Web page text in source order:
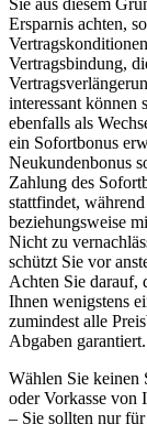
Sie aus diesem
Ersparnis achten,
Vertragsbindung,
interessant können
ebenfalls als
ein Sofortbonus
Neukundenbonus
Zahlung des
stattfindet,
beziehungsweise
Nicht zu
schützt Sie vor
Achten Sie darauf,
Ihnen wenigstens
zumindest alle
Abgaben garantiert.
Wählen Sie keinen
oder Vorkasse von
– Sie sollten nur